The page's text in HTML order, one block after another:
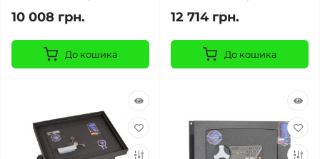
10 008 грн.
До кошика
12 714 грн.
До кошика